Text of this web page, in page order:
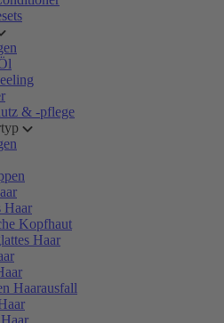
& -pflege
Haar
Kopfhaut
Haar
Haarausfall